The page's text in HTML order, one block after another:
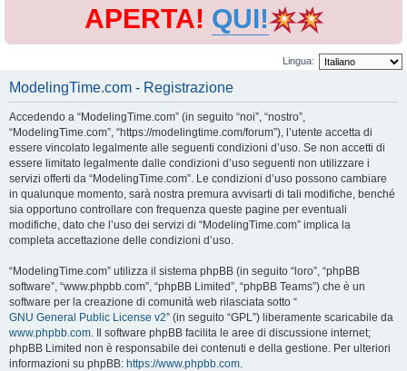
APERTA! QUI!
Lingua:
ModelingTime.com - Registrazione
Accedendo a “ModelingTime.com” (in seguito “noi”, “nostro”,
“ModelingTime.com”, “https://modelingtime.com/forum”), l’utente accetta di
essere vincolato legalmente alle seguenti condizioni d’uso. Se non accetti di
essere limitato legalmente dalle condizioni d’uso seguenti non utilizzare i
servizi offerti da “ModelingTime.com”. Le condizioni d’uso possono cambiare
in qualunque momento, sarà nostra premura avvisarti di tali modifiche, benché
sia opportuno controllare con frequenza queste pagine per eventuali
modifiche, dato che l’uso dei servizi di “ModelingTime.com” implica la
completa accettazione delle condizioni d’uso.
“ModelingTime.com” utilizza il sistema phpBB (in seguito “loro”, “phpBB
software”, “www.phpbb.com”, “phpBB Limited”, “phpBB Teams”) che è un
software per la creazione di comunità web rilasciata sotto “
GNU General Public License v2” (in seguito “GPL”) liberamente scaricabile da
www.phpbb.com. Il software phpBB facilita le aree di discussione internet;
phpBB Limited non è responsabile dei contenuti e della gestione. Per ulteriori
informazioni su phpBB: https://www.phpbb.com.